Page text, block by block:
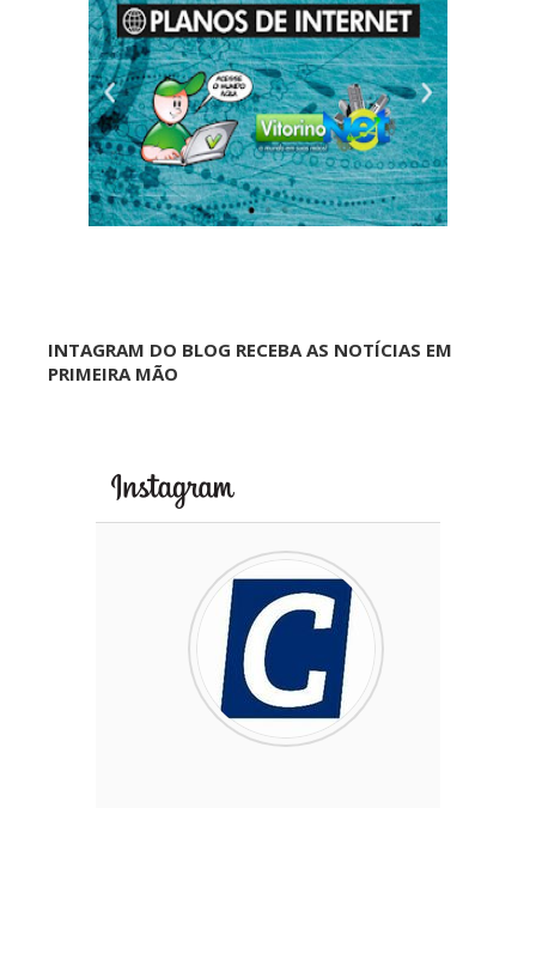
INTAGRAM DO BLOG RECEBA AS NOTÍCIAS EM
PRIMEIRA MÃO